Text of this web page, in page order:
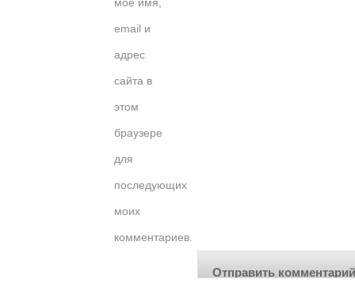
email и
адрес
сайта в
этом
браузере
для
последующих
моих
комментариев.